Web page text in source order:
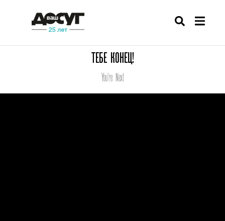
ТЕБЕ КОНЕЦ!
You're Next